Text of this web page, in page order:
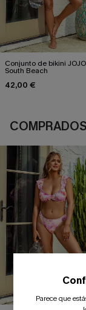
Conjunto de bikini JOJO
South Beach
42,00 €
Parece que